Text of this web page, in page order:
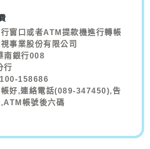
窗口或者ATM提款機進行轉帳
事業股份有限公司
南銀行008
行
158686
好,連絡電話(089-347450),告
帳號後六碼